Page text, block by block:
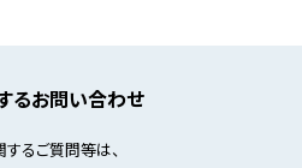
るお問い合わせ
るご質問等は、